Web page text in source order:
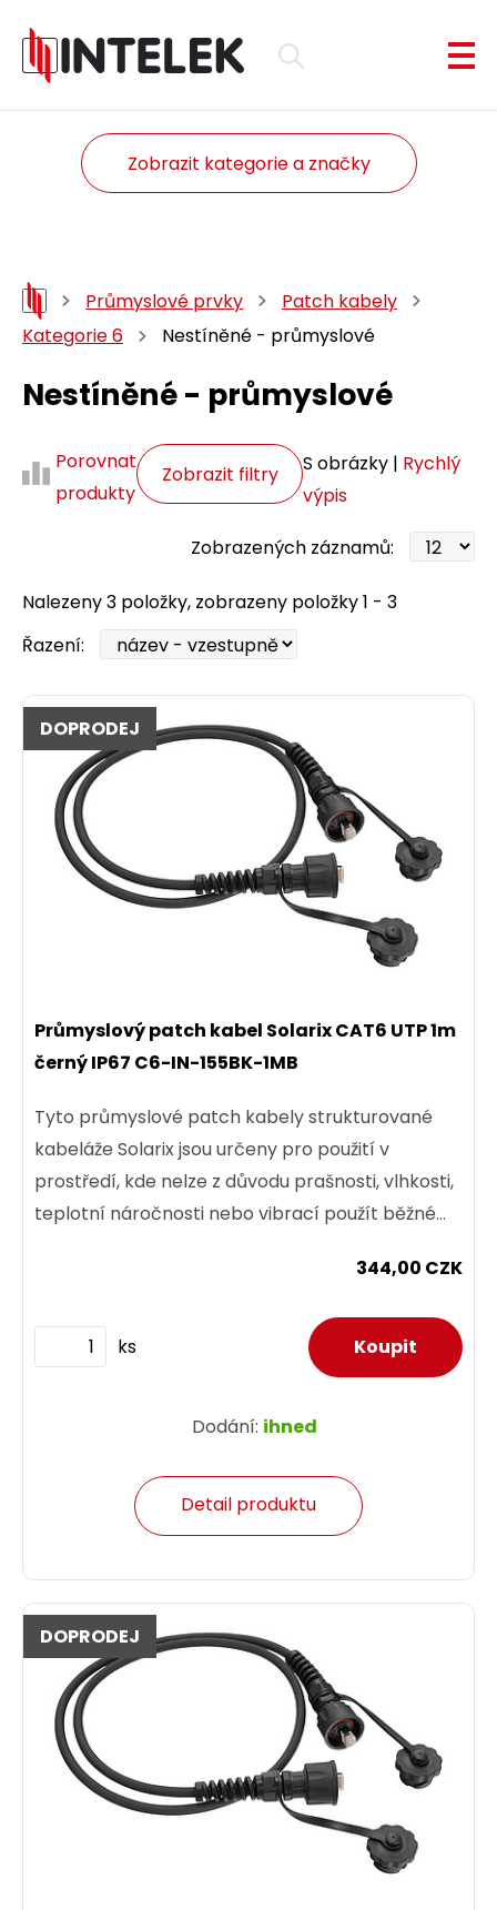
Zobrazit kategorie a značky
Průmyslové prvky
Patch kabely
Kategorie 6
Nestíněné - průmyslové
Nestíněné - průmyslové
Porovnat
produkty
Zobrazit filtry S obrázky | Rychlý
výpis
Zobrazených záznamů:
Nalezeny 3 položky, zobrazeny položky 1 - 3
Řazení:
DOPRODEJ
Průmyslový patch kabel Solarix CAT6 UTP 1m
černý IP67 C6-IN-155BK-1MB
Tyto průmyslové patch kabely strukturované
kabeláže Solarix jsou určeny pro použití v
prostředí, kde nelze z důvodu prašnosti, vlhkosti,
teplotní náročnosti nebo vibrací použít běžné
344,00 CZK
ks
Dodání: ihned
Detail produktu
DOPRODEJ